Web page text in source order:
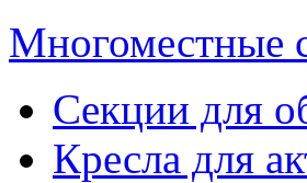
Многоместные
Секции для
Кресла для